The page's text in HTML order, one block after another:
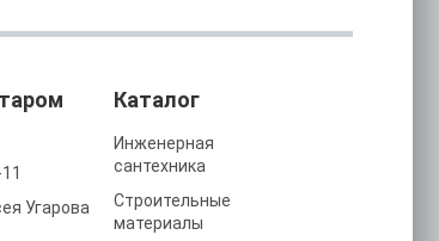
Угарова
Каталог
Инженерная
сантехника
Строительные
материалы